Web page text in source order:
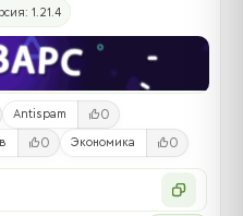
1.21.4
Antispam 0
0 Экономика 0